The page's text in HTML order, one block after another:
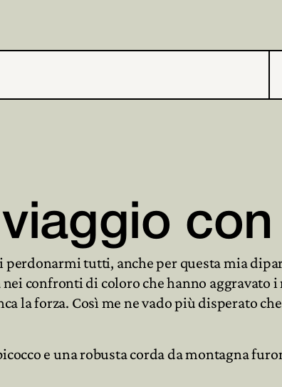
tutti, anche per questa mia
confronti di coloro che hanno aggravato
la forza. Così me ne vado più disperato
e una robusta corda da montagna